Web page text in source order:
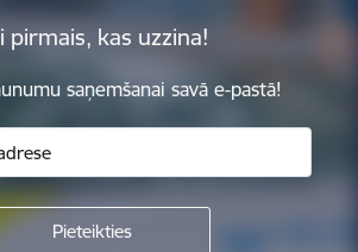
pirmais, kas uzzina!
saņemšanai savā e-pastā!